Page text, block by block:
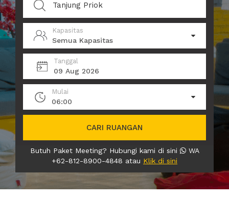
Kapasitas
Semua Kapasitas
Tanggal
09 Aug 2026
Mulai
06:00
CARI RUANGAN
Butuh Paket Meeting? Hubungi kami di sini
WA
+62-812-8900-4848 atau Klik di sini